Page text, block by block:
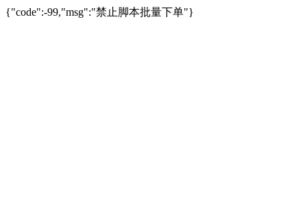
{"code":-99,"msg":"禁止脚本批量下单"}